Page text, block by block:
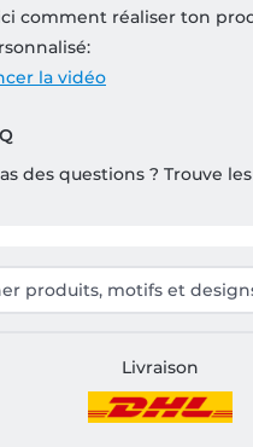
comment réaliser ton
la vidéo
des questions ? Trouve
Livraison